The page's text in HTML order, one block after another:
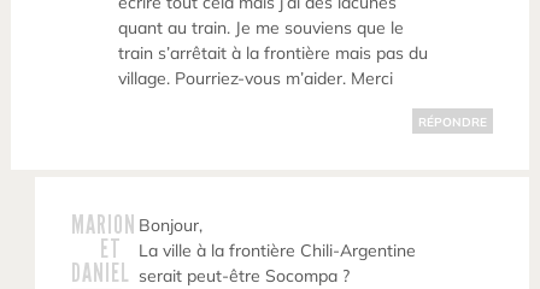
quant au train. Je me souviens que le
train s’arrêtait à la frontière mais pas du
village. Pourriez-vous m’aider. Merci
RÉPONDRE
MARION
ET
DANIEL
Bonjour,
La ville à la frontière Chili-Argentine
serait peut-être Socompa ?